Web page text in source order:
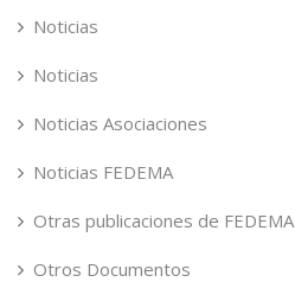
Noticias
Noticias
Noticias Asociaciones
Noticias FEDEMA
Otras publicaciones de FEDEMA
Otros Documentos